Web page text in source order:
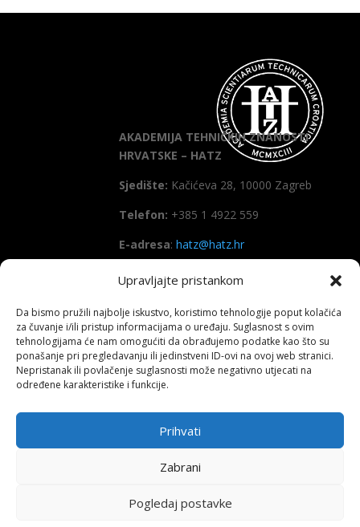
Upravljajte pristankom
Da bismo pružili najbolje iskustvo, koristimo tehnologije poput kolačića
za čuvanje i/ili pristup informacijama o uređaju. Suglasnost s ovim
tehnologijama će nam omogućiti da obrađujemo podatke kao što su
ponašanje pri pregledavanju ili jedinstveni ID-ovi na ovoj web stranici.
Nepristanak ili povlačenje suglasnosti može negativno utjecati na
određene karakteristike i funkcije.
Prihvati
Zabrani
Pogledaj postavke
AKADEMIJA TEHNIČKIH ZNANOSTI
HRVATSKE – HATZ
Sjedište: Kačićeva 28, 10000 Zagreb
Telefon: +385 1 4922 559
E-adresa: hatz@hatz.hr
OIB: 89465386965
IBAN HR7923600001101573628
(Zagrebačka banka d.d)
SWIFT: ZABAHR2X
Copyright All right reserved HATZ – 2026